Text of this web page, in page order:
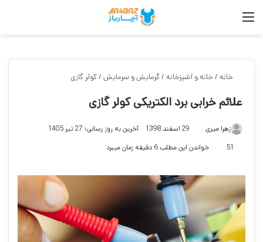
منو
خانه / خانه و آشپزخانه /گرمایش و سرمایش /کولر گازی
علائم خرابی برد الکتریکی کولر گازی
زهرا میری 29 اسفند 1398
آخرین به روز رسانی: 27 تیر 1405
51
خواندن این مطلب 6 دقیقه زمان میبرد